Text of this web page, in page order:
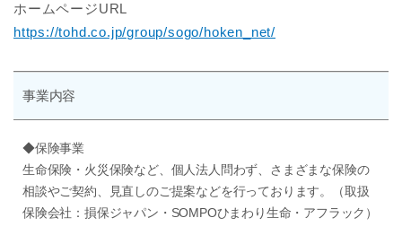
ホームページURL
https://tohd.co.jp/group/sogo/hoken_net/
事業内容
◆保険事業
生命保険・火災保険など、個人法人問わず、さまざまな保険の
相談やご契約、見直しのご提案などを行っております。（取扱
保険会社：損保ジャパン・SOMPOひまわり生命・アフラック）